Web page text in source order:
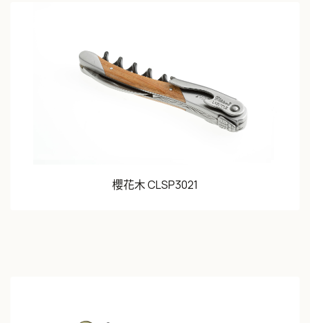
櫻花木 CLSP3021